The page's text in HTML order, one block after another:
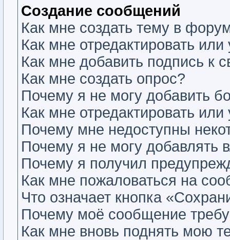
Создание сообщений
Как мне создать тему в
Как мне отредактировать
Как мне добавить подпись к
Как мне создать опрос?
Почему я не могу добавить
Как мне отредактировать
Почему мне недоступны
Почему я не могу добавлять
Почему я получил
Как мне пожаловаться на
Что означает кнопка
Почему моё сообщение
Как мне вновь поднять мою